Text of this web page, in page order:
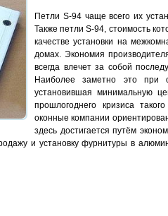
Петли S-94 чаще всего их
Также петли S-94, стоимость
качестве установки на
домах. Экономия
всегда влечет за собой
Наиболее заметно это при
установившая минимальную
прошлогоднего кризиса
оконные компании
здесь достигается путём
и установку фурнитуры в